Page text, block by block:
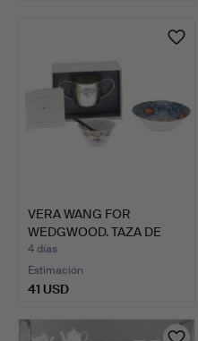
VERA WANG FOR
WEDGWOOD. TAZA DE
BEBÉ INFIN…
4 días
Estimación
41 USD